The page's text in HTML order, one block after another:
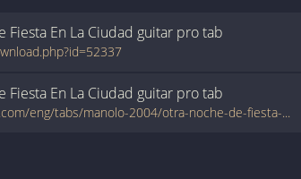
Fiesta En La Ciudad guitar protab
Fiesta En La Ciudad guitar protab
www.tabondant.com/eng/tabs/manolo-2004/otra-noche-de-fiesta-en-la-ciudad#28417